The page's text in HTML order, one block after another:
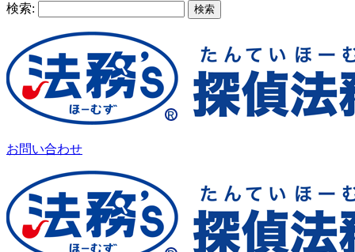
検索:
お問い合わせ